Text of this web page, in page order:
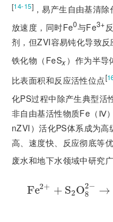
[14-15]，易产生自由基清
放速度，同时Fe0与Fe3+
剂，但ZVI容易钝化导致
铁化物（FeSx ）作为半导
比表面积和反应活性位点[
化PS过程中除产生典型活
非自由基活性物质Fe（Ⅳ
nZVI）活化PS体系成为
高、速度快、反应彻底等
废水和地下水领域中研究
Fe2+ + S2O2−
8
→
Fe2++ S2